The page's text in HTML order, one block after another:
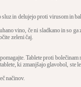
in delujejo proti virusom in
vino, če ni sladkano in so
zeleni čaj.
Tablete proti
ki zmanjšajo glavobol,
načinov.